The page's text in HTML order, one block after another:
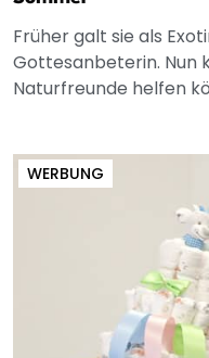
Früher galt sie als
Gottesanbeterin. Nun
Naturfreunde helfen
WERBUNG